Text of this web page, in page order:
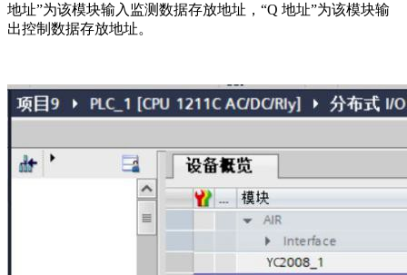
地址”为该模块输入监测数据存放地址，“Q 地址”为该模块输
出控制数据存放地址。